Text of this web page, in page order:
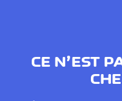
CE N’EST